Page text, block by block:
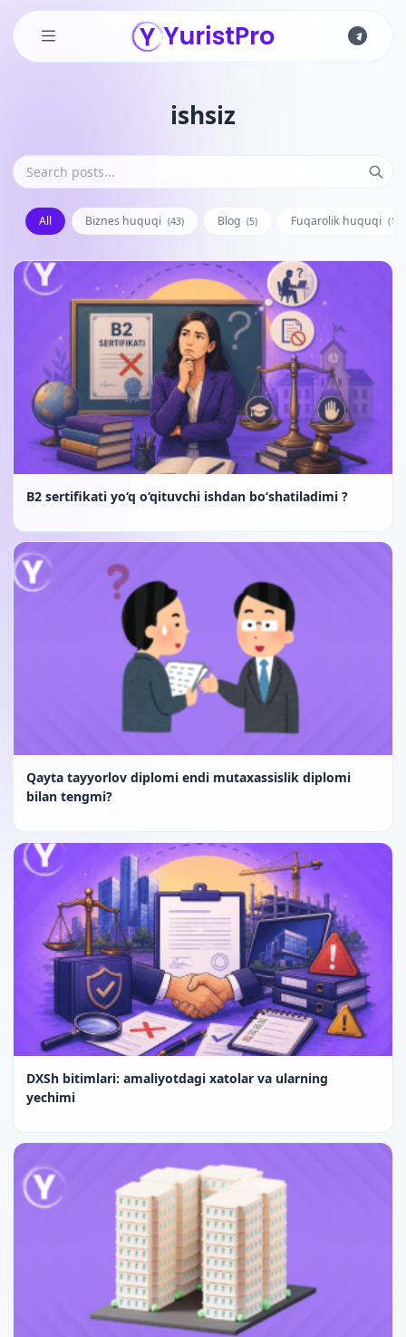
ishsiz
All Biznes huquqi (43) Blog (5) Fuqarolik huquqi
B2 sertifikati yo‘q o‘qituvchi ishdan bo‘shatiladimi ?
Qayta tayyorlov diplomi endi mutaxassislik diplomi
bilan tengmi?
DXSh bitimlari: amaliyotdagi xatolar va ularning
yechimi